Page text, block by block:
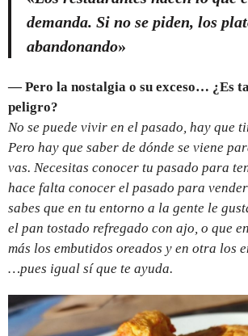
demanda. Si no se piden, los
abandonando»
— Pero la nostalgia o su exceso… ¿Es
peligro?
No se puede vivir en el pasado, hay que
Pero hay que saber de dónde se viene
vas. Necesitas conocer tu pasado para
hace falta conocer el pasado para
sabes que en tu entorno a la gente le
el pan tostado refregado con ajo, o que
más los embutidos oreados y en otra los
…pues igual sí que te ayuda.